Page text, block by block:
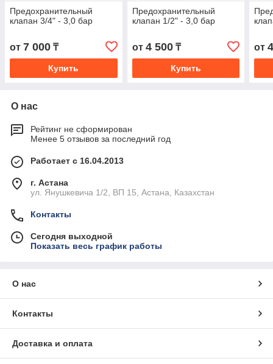
Предохранительный
клапан 3/4" - 3,0 бар
от 7 000 ₸
Купить
Предохранительный
клапан 1/2" - 3,0 бар
от 4 500₸
Купить
от
О нас
Рейтинг не сформирован
Менее 5 отзывов за последний год
Работает с 16.04.2013
г. Астана
ул. Янушкевича 1/2, ВП 15, Астана, Казахстан
Контакты
Сегодня выходной
Показать весь график работы
О нас
Контакты
Доставка и оплата